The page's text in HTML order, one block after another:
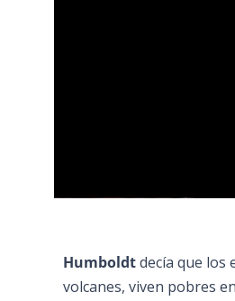
Humboldtdecía que los
volcanes, viven pobres